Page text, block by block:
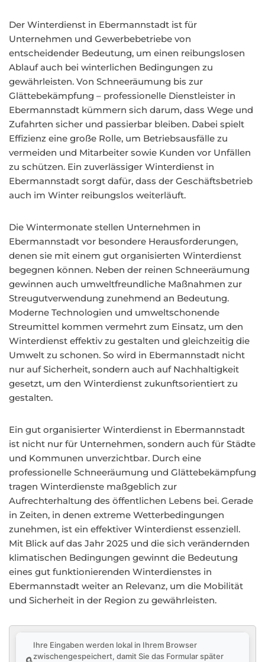
Der Winterdienst in Ebermannstadt ist für
Unternehmen und Gewerbebetriebe von
entscheidender Bedeutung, um einen reibungslosen
Ablauf auch bei winterlichen Bedingungen zu
gewährleisten. Von Schneeräumung bis zur
Glättebekämpfung – professionelle Dienstleister in
Ebermannstadt kümmern sich darum, dass Wege und
Zufahrten sicher und passierbar bleiben. Dabei spielt
Effizienz eine große Rolle, um Betriebsausfälle zu
vermeiden und Mitarbeiter sowie Kunden vor Unfällen
zu schützen. Ein zuverlässiger Winterdienst in
Ebermannstadt sorgt dafür, dass der Geschäftsbetrieb
auch im Winter reibungslos weiterläuft.
Die Wintermonate stellen Unternehmen in
Ebermannstadt vor besondere Herausforderungen,
denen sie mit einem gut organisierten Winterdienst
begegnen können. Neben der reinen Schneeräumung
gewinnen auch umweltfreundliche Maßnahmen zur
Streugutverwendung zunehmend an Bedeutung.
Moderne Technologien und umweltschonende
Streumittel kommen vermehrt zum Einsatz, um den
Winterdienst effektiv zu gestalten und gleichzeitig die
Umwelt zu schonen. So wird in Ebermannstadt nicht
nur auf Sicherheit, sondern auch auf Nachhaltigkeit
gesetzt, um den Winterdienst zukunftsorientiert zu
gestalten.
Ein gut organisierter Winterdienst in Ebermannstadt
ist nicht nur für Unternehmen, sondern auch für Städte
und Kommunen unverzichtbar. Durch eine
professionelle Schneeräumung und Glättebekämpfung
tragen Winterdienste maßgeblich zur
Aufrechterhaltung des öffentlichen Lebens bei. Gerade
in Zeiten, in denen extreme Wetterbedingungen
zunehmen, ist ein effektiver Winterdienst essenziell.
Mit Blick auf das Jahr 2025 und die sich verändernden
klimatischen Bedingungen gewinnt die Bedeutung
eines gut funktionierenden Winterdienstes in
Ebermannstadt weiter an Relevanz, um die Mobilität
und Sicherheit in der Region zu gewährleisten.
Ihre Eingaben werden lokal in Ihrem Browser
zwischengespeichert, damit Sie das Formular später